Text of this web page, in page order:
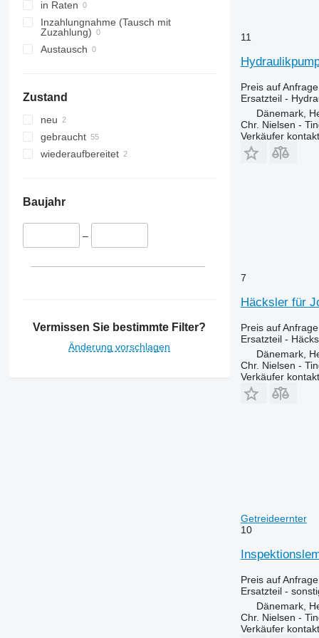
3040
4040
5820
6090
7250
7300
7350
7500
7700
8600
9500
in Raten
Inzahlungnahme (Tausch mit
Zuzahlung)
Austausch
Zustand
neu
gebraucht
wiederaufbereitet
Baujahr
–
Vermissen Sie bestimmte Filter?
Änderung vorschlagen
11
Preis auf Anfrage
Ersatzteil -
Dänemark,
Chr. Nielsen -
Verkäufer
7
Häcksler für
Preis auf Anfrage
Ersatzteil -
Dänemark,
Chr. Nielsen -
Verkäufer
Getreideernter
10
Preis auf Anfrage
Ersatzteil -
Dänemark,
Chr. Nielsen -
Verkäufer